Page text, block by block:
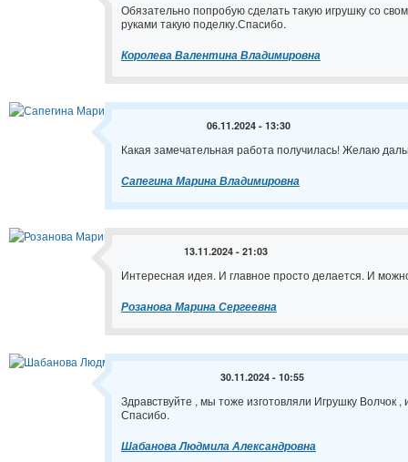
Обязательно попробую сделать такую игрушку со
руками такую поделку.Спасибо.
Королева Валентина Владимировна
06.11.2024 - 13:30
Какая замечательная работа получилась! Желаю
Сапегина Марина Владимировна
13.11.2024 - 21:03
Интересная идея. И главное просто делается. И
Розанова Марина Сергеевна
30.11.2024 - 10:55
Здравствуйте , мы тоже изготовляли Игрушку
Спасибо.
Шабанова Людмила Александровна